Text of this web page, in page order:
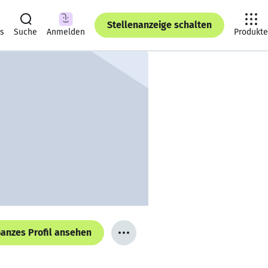
Suche Anmelden
Stellenanzeige schalten
Produkte
Profil ansehen